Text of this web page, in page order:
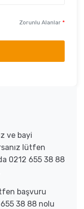
Zorunlu Alanlar *
ve bayi
lütfen
0212 655 38 88
başvuru
38 88 nolu